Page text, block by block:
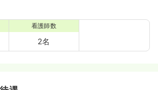
看護師数
2名